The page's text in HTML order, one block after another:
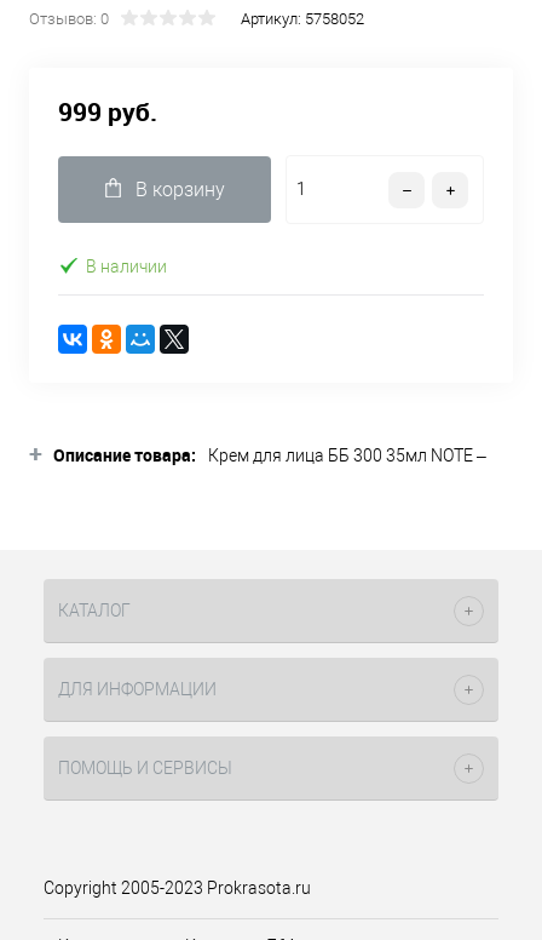
Отзывов: 0 Артикул: 5758052
999 руб.
В корзину
В наличии
+ Описание товара:
Крем для лица ББ 300 35мл NOTE –
для противников декоративной
будут заботиться о коже лица, а
помимо них присутствуют небольшие
подстраивается под ваш оттенок
кожи. Важно лишь подобрать верно
ежедневного использования.
КАТАЛОГ
ДЛЯ ИНФОРМАЦИИ
ПОМОЩЬ И СЕРВИСЫ
Copyright 2005-2023 Prokrasota.ru